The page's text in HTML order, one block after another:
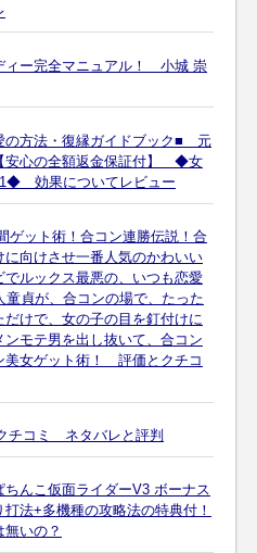
ィー完全マニュアル！ 小城 崇
の方法・復縁ガイドブック■ 元
安心の全額返金保証付】 ◆女
効果についてレビュー
ゲット術！合コン連勝伝説！合
に向けさせ一番人気のかわいい
ルックス最悪の、いつも恋愛
貞が、合コンの場で、たった
けで、女の子の目を釘付けに
モテ男を出し抜いて、合コン
美女ゲット術！ 評価とクチコ
チコミ ネタバレと評判
んこ仮面ライダーV3 ボーナス
法+多機種の攻略法の特典付！
いの？